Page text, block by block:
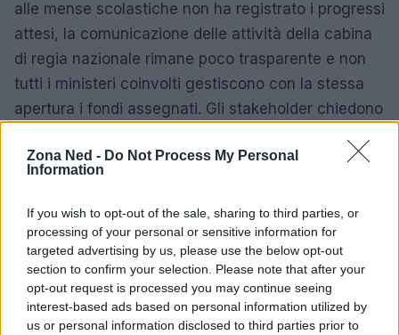
Zona Ned - Do Not Process My Personal
Information
If you wish to opt-out of the sale, sharing to third parties, or
processing of your personal or sensitive information for
targeted advertising by us, please use the below opt-out
section to confirm your selection. Please note that after your
opt-out request is processed you may continue seeing
interest-based ads based on personal information utilized by
us or personal information disclosed to third parties prior to
alle mense scolastiche non ha registrato i progressi
attesi, la comunicazione delle attività della cabina
di regia nazionale rimane poco trasparente e non
tutti i ministeri coinvolti gestiscono con la stessa
apertura i fondi assegnati. Gli stakeholder chiedono
dedicate del Fondo sociale per assicurare
Queste due storie — una sulla possibile rivelazione
pubblica di fenomeni a lungo dibattuti e l’altra sulle
misure concrete per ridurre la povertà infantile —
segnalano come il piano narrativo e quello
operativo richiedano entrambe fiducia, prove